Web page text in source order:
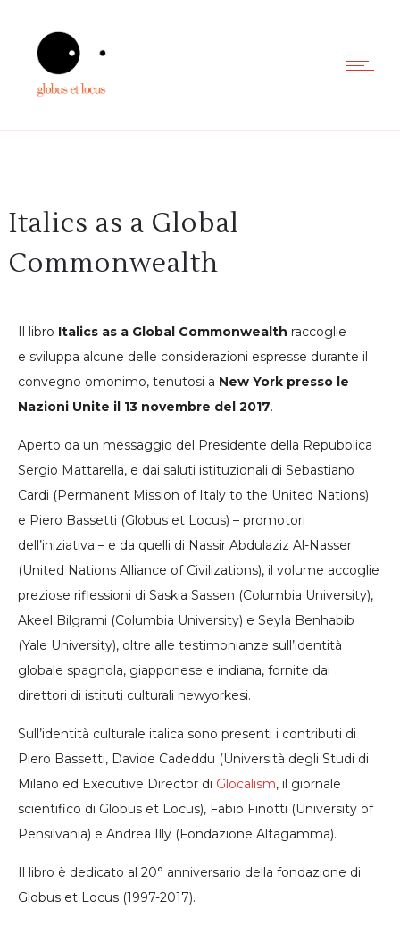
Italics as a Global
Commonwealth
Il libro Italics as a Global Commonwealth raccoglie
e sviluppa alcune delle considerazioni espresse durante il
convegno omonimo, tenutosi a New York presso le
Nazioni Unite il 13 novembre del 2017.
Aperto da un messaggio del Presidente della Repubblica
Sergio Mattarella, e dai saluti istituzionali di Sebastiano
Cardi (Permanent Mission of Italy to the United Nations)
e Piero Bassetti (Globus et Locus) – promotori
dell’iniziativa – e da quelli di Nassir Abdulaziz Al-Nasser
(United Nations Alliance of Civilizations), il volume accoglie
preziose riflessioni di Saskia Sassen (Columbia University),
Akeel Bilgrami (Columbia University) e Seyla Benhabib
(Yale University), oltre alle testimonianze sull’identità
globale spagnola, giapponese e indiana, fornite dai
direttori di istituti culturali newyorkesi.
Sull’identità culturale italica sono presenti i contributi di
Piero Bassetti, Davide Cadeddu (Università degli Studi di
Milano ed Executive Director di Glocalism, il giornale
scientifico di Globus et Locus), Fabio Finotti (University of
Pensilvania) e Andrea Illy (Fondazione Altagamma).
Il libro è dedicato al 20° anniversario della fondazione di
Globus et Locus (1997-2017).